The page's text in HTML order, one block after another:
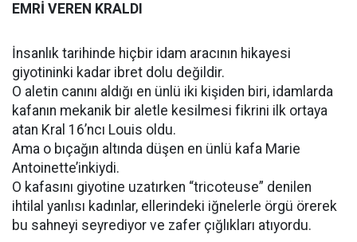
EMRİ VEREN KRALDI
İnsanlık tarihinde hiçbir idam aracının hikayesi
giyotininki kadar ibret dolu değildir.
O aletin canını aldığı en ünlü iki kişiden biri, idamlarda
kafanın mekanik bir aletle kesilmesi fikrini ilk ortaya
atan Kral 16’ncı Louis oldu.
Ama o bıçağın altında düşen en ünlü kafa Marie
Antoinette’inkiydi.
O kafasını giyotine uzatırken “tricoteuse” denilen
ihtilal yanlısı kadınlar, ellerindeki iğnelerle örgü örerek
bu sahneyi seyrediyor ve zafer çığlıkları atıyordu.